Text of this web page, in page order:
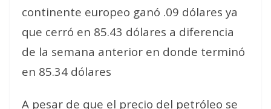
continente europeo ganó .09 dólares ya
que cerró en 85.43 dólares a diferencia
de la semana anterior en donde terminó
en 85.34 dólares
A pesar de que el precio del petróleo se